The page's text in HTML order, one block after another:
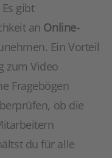
gibt
an Online-
Ein Vorteil
zum Video
Fragebögen
ob die
du für alle